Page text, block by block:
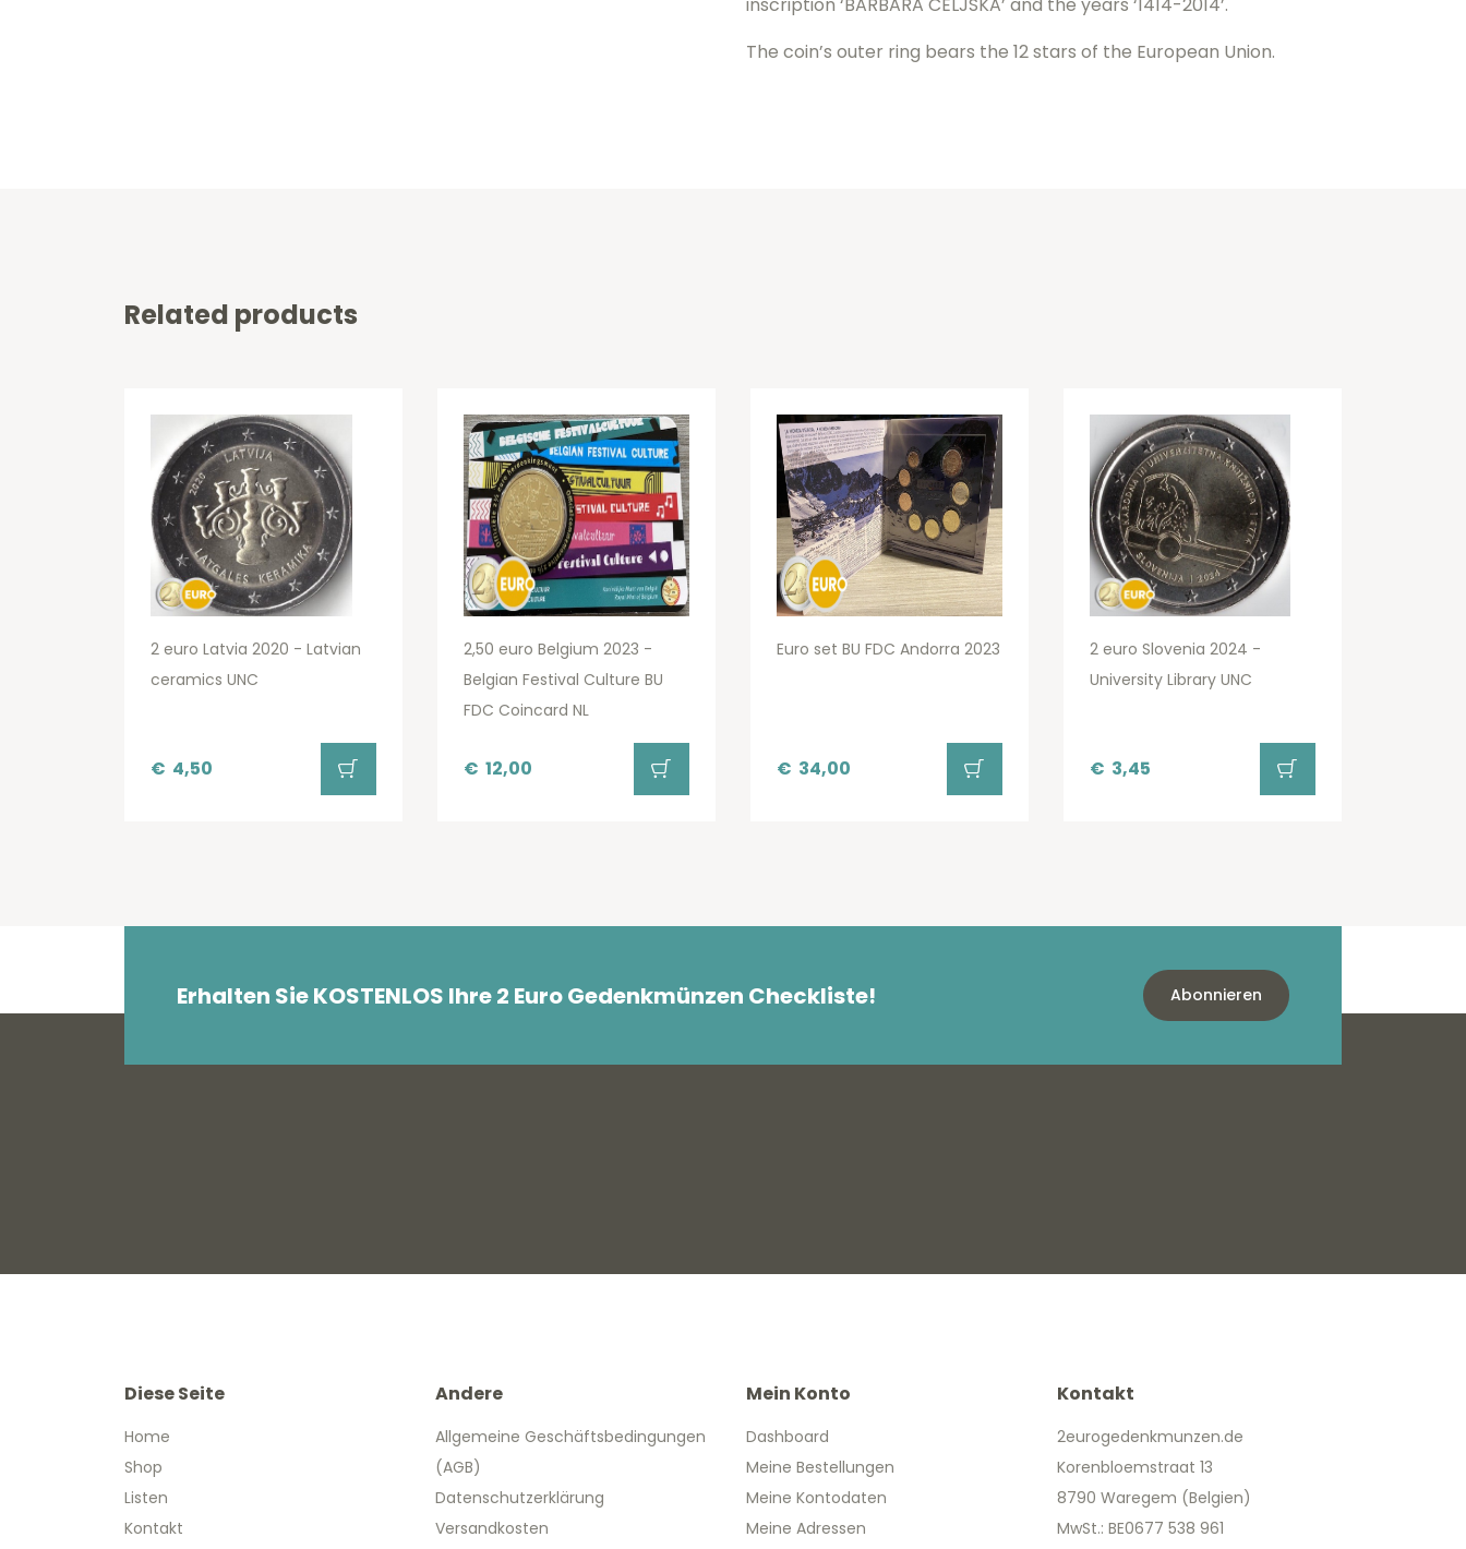
inscription ‘BARBARA CELJSKA’ and the years ‘1414-2014’.
The coin’s outer ring bears the 12 stars of the European Union.
Related products
2 euro Latvia 2020 - Latvian
ceramics UNC
€ 4,50
2,50 euro Belgium 2023 -
Belgian Festival Culture BU
FDC Coincard NL
€ 12,00
Euro set BU FDC Andorra 2023
€ 34,00
2 euro Slovenia 2024 -
University Library UNC
€ 3,45
Erhalten Sie KOSTENLOS Ihre 2 Euro Gedenkmünzen Checkliste! Abonnieren
Diese Seite
Home
Shop
Listen
Kontakt
Andere
Allgemeine Geschäftsbedingungen
(AGB)
Datenschutzerklärung
Versandkosten
Mein Konto
Dashboard
Meine Bestellungen
Meine Kontodaten
Meine Adressen
Kontakt
2eurogedenkmunzen.de
Korenbloemstraat 13
8790 Waregem (Belgien)
MwSt.: BE0677 538 961